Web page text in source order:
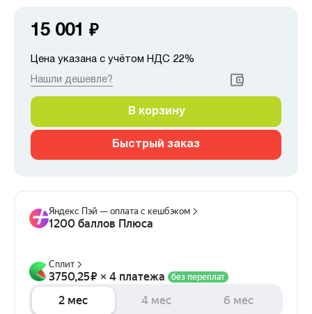
15 001 ₽
Цена указана с учётом НДС 22%
Нашли дешевле?
В корзину
Быстрый заказ